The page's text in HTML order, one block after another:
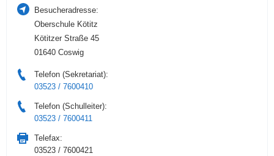
Besucheradresse:
Oberschule Kötitz
Kötitzer Straße 45
01640 Coswig
Telefon (Sekretariat):
03523 / 7600410
Telefon (Schulleiter):
03523 / 7600411
Telefax:
03523 / 7600421